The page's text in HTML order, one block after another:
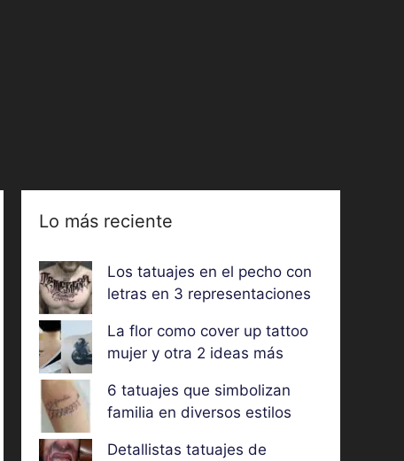
Lo más reciente
Los tatuajes en el pecho con
letras en 3 representaciones
La flor como cover up tattoo
mujer y otra 2 ideas más
6 tatuajes que simbolizan
familia en diversos estilos
Detallistas tatuajes de